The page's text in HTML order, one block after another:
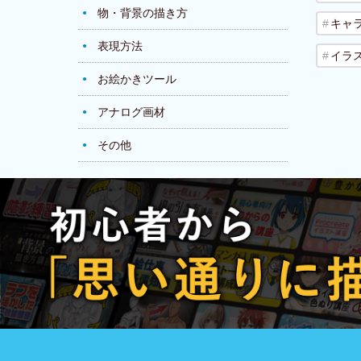
物・背景の描き方
表現方法
お絵かきツール
アナログ画材
その他
キャ
イラ